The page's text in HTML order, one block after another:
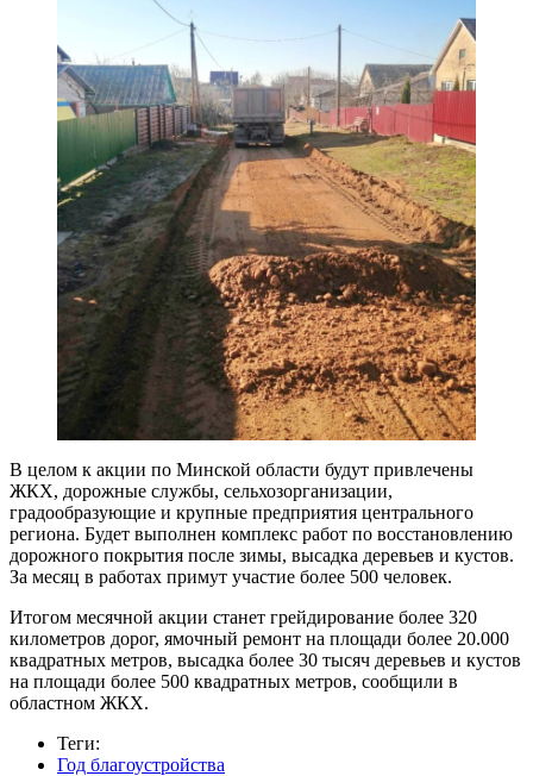
В целом к акции по Минской области будут привлечены
ЖКХ, дорожные службы, сельхозорганизации,
градообразующие и крупные предприятия центрального
региона. Будет выполнен комплекс работ по восстановлению
дорожного покрытия после зимы, высадка деревьев и кустов.
За месяц в работах примут участие более 500 человек.
Итогом месячной акции станет грейдирование более 320
километров дорог, ямочный ремонт на площади более 20.000
квадратных метров, высадка более 30 тысяч деревьев и кустов
на площади более 500 квадратных метров, сообщили в
областном ЖКХ.
Теги:
Год благоустройства